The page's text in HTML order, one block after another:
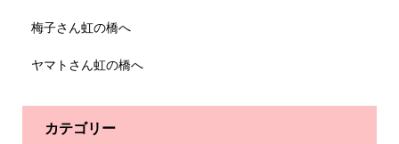
梅子さん虹の橋へ
ヤマトさん虹の橋へ
カテゴリー